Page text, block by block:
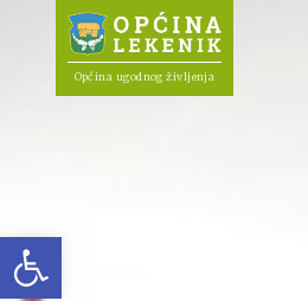
Open toolbar
Općina ugodnog življenja